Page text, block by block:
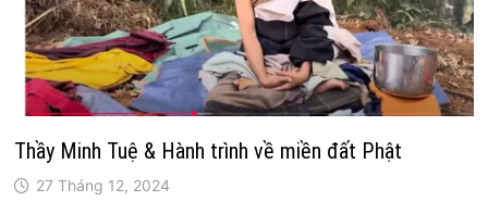
Thầy Minh Tuệ & Hành trình về miền đất Phật
27 Tháng 12, 2024